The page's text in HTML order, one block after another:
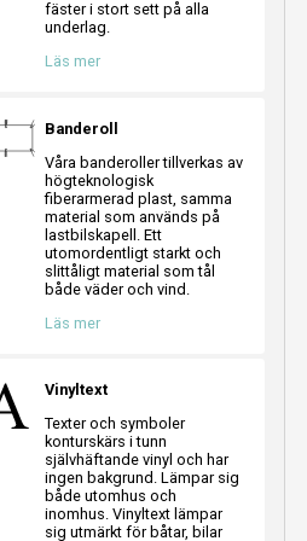
fäster i stort sett på alla
underlag.
Läs mer
Banderoll
Våra banderoller tillverkas av
högteknologisk
fiberarmerad plast, samma
material som används på
lastbilskapell. Ett
utomordentligt starkt och
slittåligt material som tål
både väder och vind.
Läs mer
Vinyltext
Texter och symboler
konturskärs i tunn
självhäftande vinyl och har
ingen bakgrund. Lämpar sig
både utomhus och
inomhus. Vinyltext lämpar
sig utmärkt för båtar, bilar